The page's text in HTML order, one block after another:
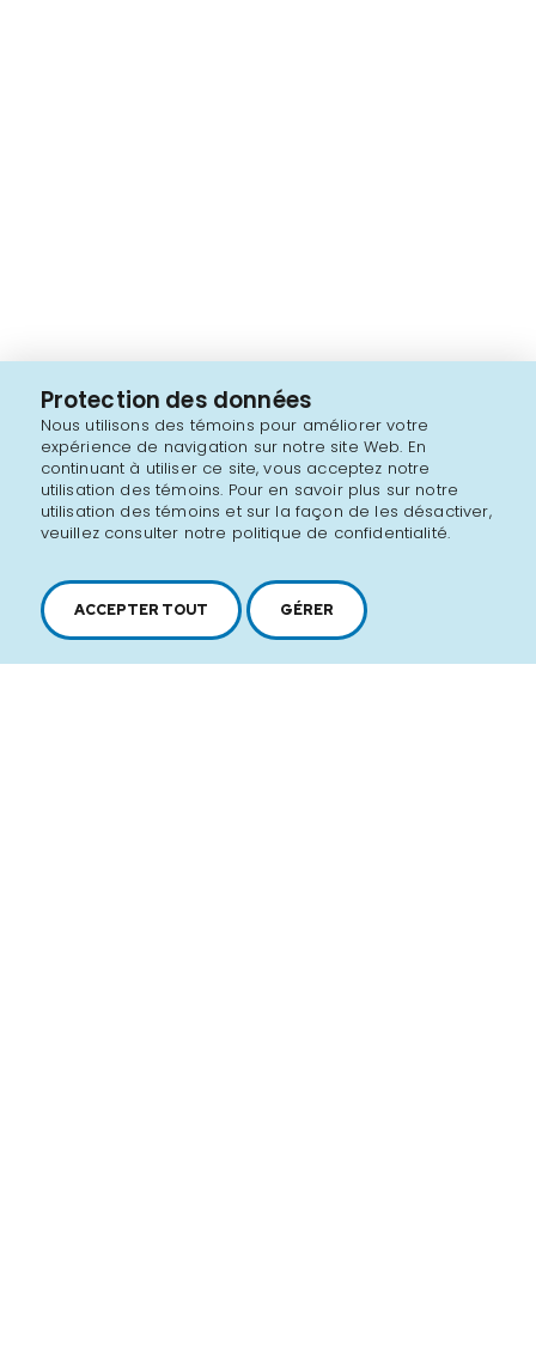
Protection des données
Nous utilisons des témoins pour améliorer votre
expérience de navigation sur notre site Web. En
continuant à utiliser ce site, vous acceptez notre
utilisation des témoins. Pour en savoir plus sur notre
utilisation des témoins et sur la façon de les désactiver,
veuillez consulter notre politique de confidentialité.
ACCEPTER TOUT GÉRER